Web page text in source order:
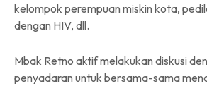
kelompok perempuan miskin kota,
dengan HIV, dll.
Mbak Retno aktif melakukan diskusi
penyadaran untuk bersama-sama